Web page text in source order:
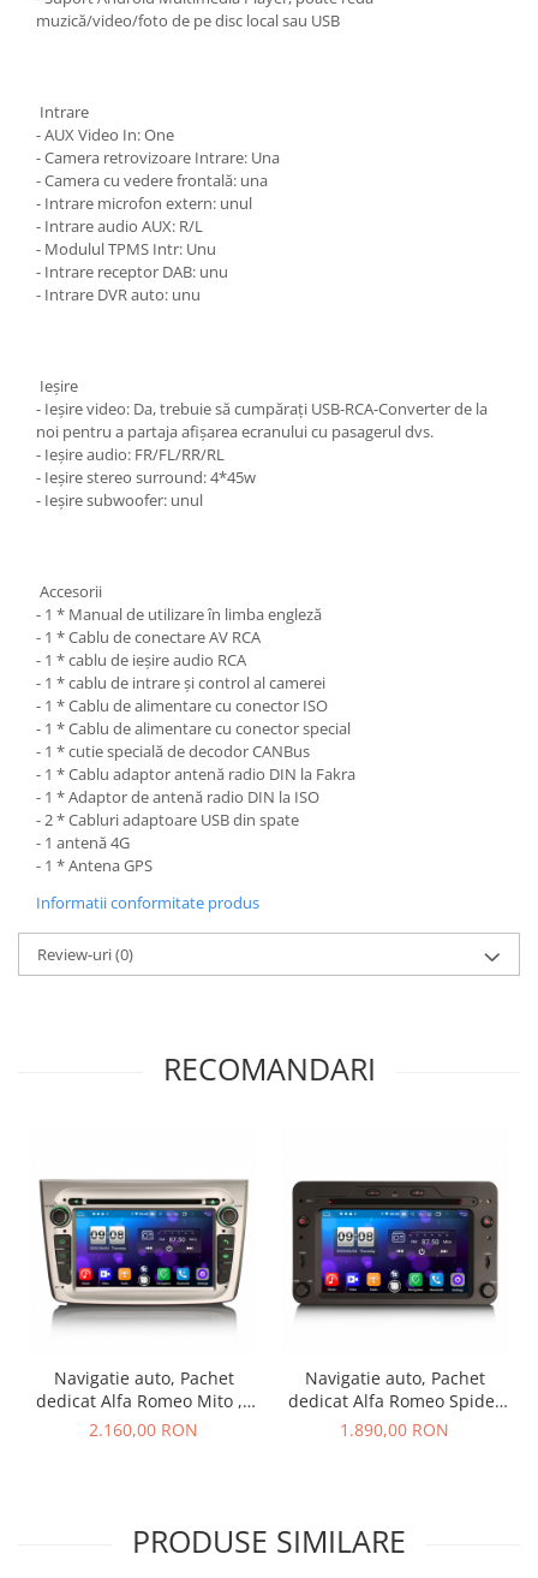
muzică/video/foto de pe disc local sau USB
Intrare
- AUX Video In: One
- Camera retrovizoare Intrare: Una
- Camera cu vedere frontală: una
- Intrare microfon extern: unul
- Intrare audio AUX: R/L
- Modulul TPMS Intr: Unu
- Intrare receptor DAB: unu
- Intrare DVR auto: unu
Ieșire
- Ieșire video: Da, trebuie să cumpărați USB-RCA-Converter de la
noi pentru a partaja afișarea ecranului cu pasagerul dvs.
- Ieșire audio: FR/FL/RR/RL
- Ieșire stereo surround: 4*45w
- Ieșire subwoofer: unul
Accesorii
- 1 * Manual de utilizare în limba engleză
- 1 * Cablu de conectare AV RCA
- 1 * cablu de ieșire audio RCA
- 1 * cablu de intrare și control al camerei
- 1 * Cablu de alimentare cu conector ISO
- 1 * Cablu de alimentare cu conector special
- 1 * cutie specială de decodor CANBus
- 1 * Cablu adaptor antenă radio DIN la Fakra
- 1 * Adaptor de antenă radio DIN la ISO
- 2 * Cabluri adaptoare USB din spate
- 1 antenă 4G
- 1 * Antena GPS
Informatii conformitate produs
Review-uri(0)
RECOMANDARI
Navigatie auto, Pachet
dedicat Alfa Romeo Mito ,7
inch,Octa Core, Android 11
2.160,00 RON
Navigatie auto, Pachet
dedicat Alfa Romeo Spider
1.890,00 RON
PRODUSE SIMILARE